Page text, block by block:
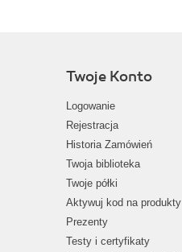
Twoje Konto
Logowanie
Rejestracja
Historia Zamówień
Twoja biblioteka
Twoje półki
Aktywuj kod na produkty
Prezenty
Testy i certyfikaty